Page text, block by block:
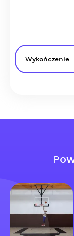
Wykończenie